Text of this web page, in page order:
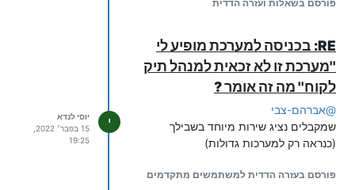
פורסם בשאלות ועזרה הדדית
RE: בכניסה למערכת מופיע לי
''מערכת זו לא זכאית למנהל תיק
לקוח'' מה זה אומר ?
@אברהם-צבי
שמקבלים נציג שירות מיוחד בשבילך
(כנראה רק למערכות גדולות)
פורסם בעזרה הדדית למשתמשים מתקדמים
י
יוסי לנדא
19:25